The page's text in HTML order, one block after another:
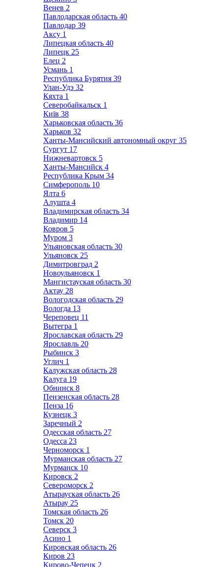
Венев 2
Павлодарская область 40
Павлодар 39
Аксу 1
Липецкая область 40
Липецк 25
Елец 2
Усмань 1
Республика Бурятия 39
Улан-Удэ 32
Кяхта 1
Северобайкальск 1
Київ 38
Харьковская область 36
Харьков 32
Ханты-Мансийский автономный округ 35
Сургут 17
Нижневартовск 5
Ханты-Мансийск 4
Республика Крым 34
Симферополь 10
Ялта 6
Алушта 4
Владимирская область 34
Владимир 14
Ковров 5
Муром 3
Ульяновская область 30
Ульяновск 25
Димитровград 2
Новоульяновск 1
Мангистауская область 30
Актау 28
Вологодская область 29
Вологда 13
Череповец 11
Вытегра 1
Ярославская область 29
Ярославль 20
Рыбинск 3
Углич 1
Калужская область 28
Калуга 19
Обнинск 8
Пензенская область 28
Пенза 16
Кузнецк 3
Заречный 2
Одесская область 27
Одесса 23
Черноморск 1
Мурманская область 27
Мурманск 10
Кировск 2
Североморск 2
Атырауская область 26
Атырау 25
Томская область 26
Томск 20
Северск 3
Асино 1
Кировская область 26
Киров 23
Кирово-Чепецк 2